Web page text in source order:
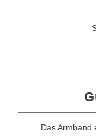
Das Armband